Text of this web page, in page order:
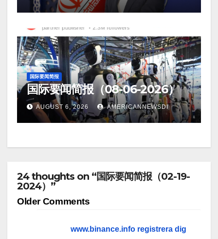
国际要闻简报
国际要闻简报（08-06-2026）
AUGUST 6, 2026 AMERICANNEWSDI
24 thoughts on “国际要闻简报（02-19-
2024）”
Comment
Older Comments
www.binance.info registrera dig